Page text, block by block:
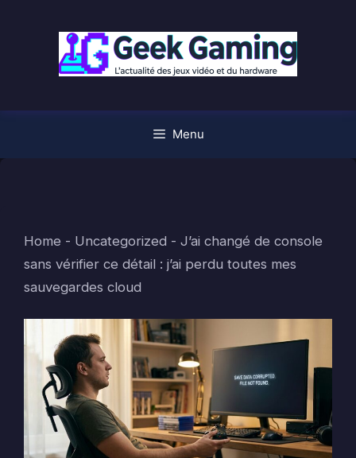
Menu
Home - Uncategorized - J’ai changé de console
sans vérifier ce détail : j’ai perdu toutes mes
sauvegardes cloud